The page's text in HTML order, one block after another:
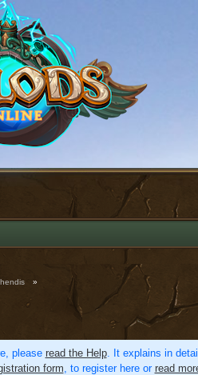
»
please read the Help. It explains in
form, to register here or read